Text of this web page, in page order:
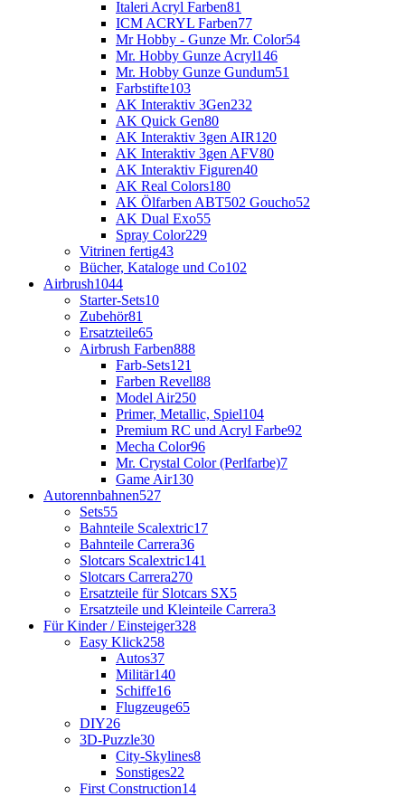
Italeri Acryl Farben81
ICM ACRYL Farben77
Mr Hobby - Gunze Mr. Color54
Mr. Hobby Gunze Acryl146
Mr. Hobby Gunze Gundum51
Farbstifte103
AK Interaktiv 3Gen232
AK Quick Gen80
AK Interaktiv 3gen AIR120
AK Interaktiv 3gen AFV80
AK Interaktiv Figuren40
AK Real Colors180
AK Ölfarben ABT502 Goucho52
AK Dual Exo55
Spray Color229
Vitrinen fertig43
Bücher, Kataloge und Co102
Airbrush1044
Starter-Sets10
Zubehör81
Ersatzteile65
Airbrush Farben888
Farb-Sets121
Farben Revell88
Model Air250
Primer, Metallic, Spiel104
Premium RC und Acryl Farbe92
Mecha Color96
Mr. Crystal Color (Perlfarbe)7
Game Air130
Autorennbahnen527
Sets55
Bahnteile Scalextric17
Bahnteile Carrera36
Slotcars Scalextric141
Slotcars Carrera270
Ersatzteile für Slotcars SX5
Ersatzteile und Kleinteile Carrera3
Für Kinder / Einsteiger328
Easy Klick258
Autos37
Militär140
Schiffe16
Flugzeuge65
DIY26
3D-Puzzle30
City-Skylines8
Sonstiges22
First Construction14